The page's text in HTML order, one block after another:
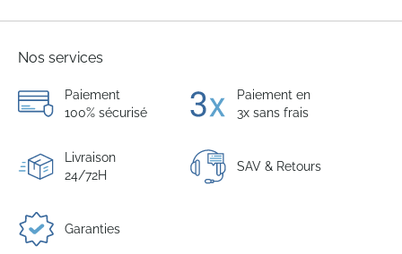
Nos services
Paiement
100% sécurisé
Paiement en
3x sans frais
Livraison
24/72H
SAV & Retours
Garanties